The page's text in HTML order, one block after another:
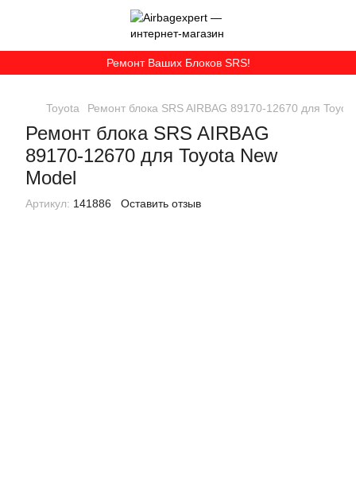
Ремонт Ваших Блоков SRS!
Toyota Ремонт блока SRS AIRBAG 89170-12670 для
Ремонт блока SRS AIRBAG
89170-12670 для Toyota New
Model
Артикул: 141886 Оставить отзыв